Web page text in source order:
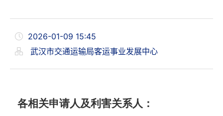
2026-01-09 15:45
武汉市交通运输局客运事业发展中心
各相关申请人及利害关系人：